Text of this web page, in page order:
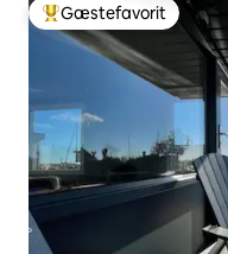
Bedste gæstefavorit
Gæstefavorit